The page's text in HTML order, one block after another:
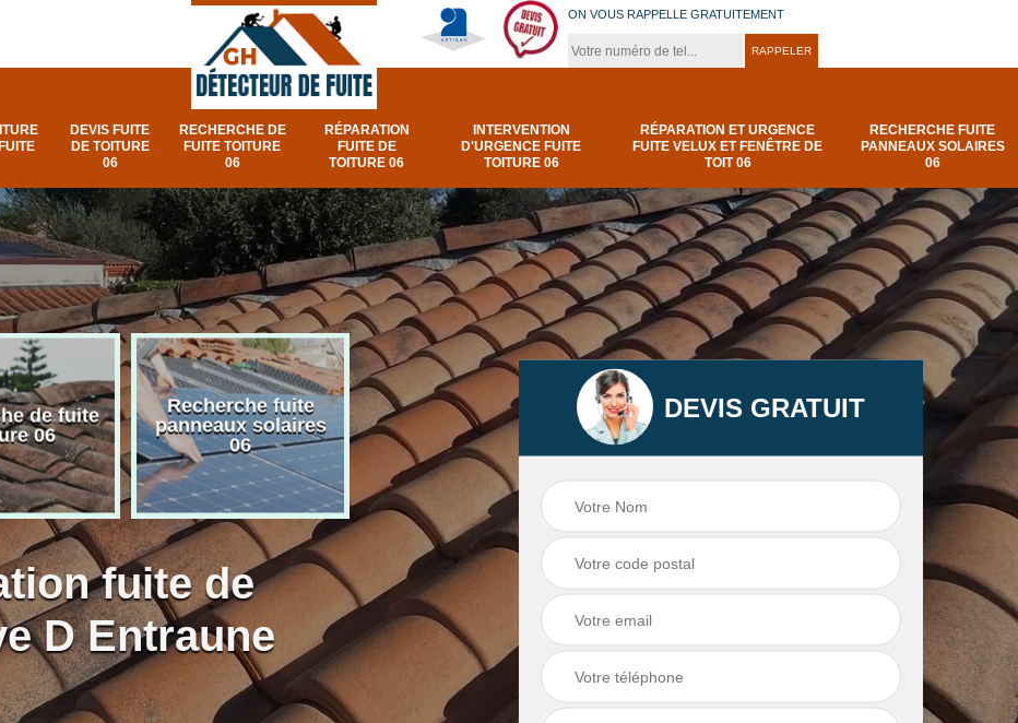
ON VOUS RAPPELLE GRATUITEMENT
DEVIS FUITE
DE TOITURE
06
RECHERCHE DE
FUITE TOITURE
06
RÉPARATION
FUITE DE
TOITURE 06
INTERVENTION
D'URGENCE FUITE
TOITURE 06
RÉPARATION ET URGENCE
FUITE VELUX ET FENÊTRE DE
TOIT 06
RECHERCHE FUITE
PANNEAUX SOLAIRES
06
de fuite
06
Recherche fuite
panneaux solaires
06
Réparation et
urgence fuite velux
et fenêtre de toit 06
Réparation fuite de
Urgence et
depannage fuite
fuite de
D Entraune
DEVIS GRATUIT